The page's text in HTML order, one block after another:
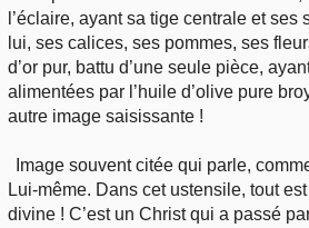
l’éclaire, ayant sa tige centrale et ses
lui, ses calices, ses pommes, ses
d’or pur, battu d’une seule pièce,
alimentées par l’huile d’olive pure
autre image saisissante !
Image souvent citée qui parle,
Lui-même. Dans cet ustensile, tout
divine ! C’est un Christ qui a passé